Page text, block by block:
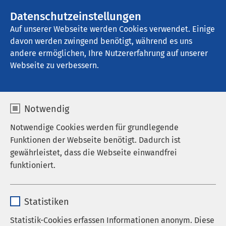
Datenschutzeinstellungen
Auf unserer Webseite werden Cookies verwendet. Einige
davon werden zwingend benötigt, während es uns
andere ermöglichen, Ihre Nutzererfahrung auf unserer
Webseite zu verbessern.
Notwendig
Notwendige Cookies werden für grundlegende
Funktionen der Webseite benötigt. Dadurch ist
gewährleistet, dass die Webseite einwandfrei
funktioniert.
Anbieter sgalinski
Statistiken
Statistik-Cookies erfassen Informationen anonym. Diese
AMEOS Reha Klinikum Inntal
MBOR
Medizinisch-Beruflich Orientierte
Rehabilitation
Ein Zusatzangebot Ihrer
Rentenversicherung
Arbeit und Gesundheit stehen in einem engen